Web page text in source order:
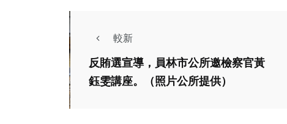
較新
反賄選宣導，員林市公所邀檢察官黃
鈺雯講座。（照片公所提供）
專欄
楊登嵙國師「安鼠之